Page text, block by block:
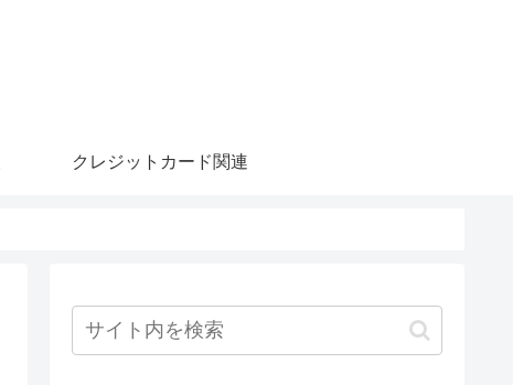
クレジットカード関連